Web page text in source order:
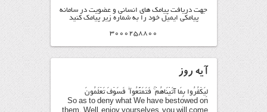
جهت دریافت پیامک های انسانی و عضویت در سامانه
پیامکی ایمیل خود را به شماره زیر پیامک کنید
3000258800
آیه روز
لِيَكْفُرُوا بِمَا آتَيْنَاهُمْ ۚ فَتَمَتَّعُوا ۖ فَسَوْفَ تَعْلَمُونَ
So as to deny what We have bestowed on